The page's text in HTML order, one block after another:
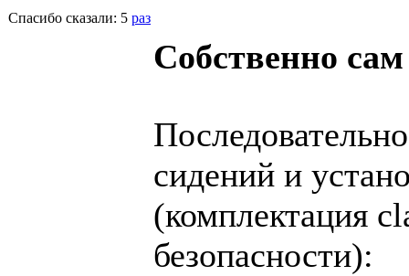
Спасибо сказали: 5 раз
Собственно
сидений и
(комплектация
безопасности):